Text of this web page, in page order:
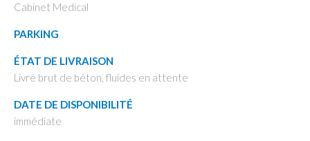
Cabinet Medical
PARKING
ÉTAT DE LIVRAISON
Livré brut de béton, fluides en attente
DATE DE DISPONIBILITÉ
immédiate